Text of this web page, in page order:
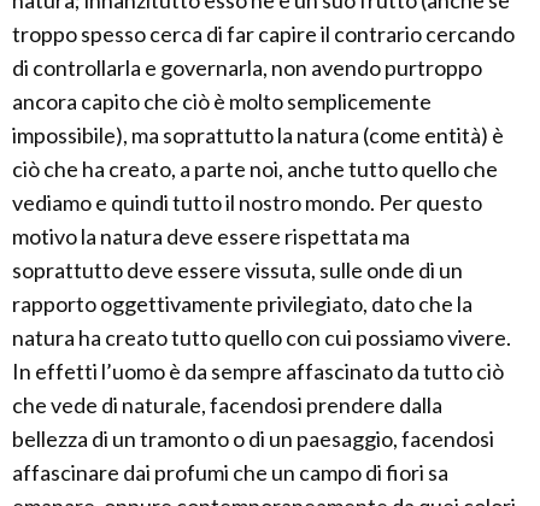
troppo spesso cerca di far capire il contrario cercando
di controllarla e governarla, non avendo purtroppo
ancora capito che ciò è molto semplicemente
impossibile), ma soprattutto la natura (come entità) è
ciò che ha creato, a parte noi, anche tutto quello che
vediamo e quindi tutto il nostro mondo. Per questo
motivo la natura deve essere rispettata ma
soprattutto deve essere vissuta, sulle onde di un
rapporto oggettivamente privilegiato, dato che la
natura ha creato tutto quello con cui possiamo vivere.
In effetti l’uomo è da sempre affascinato da tutto ciò
che vede di naturale, facendosi prendere dalla
bellezza di un tramonto o di un paesaggio, facendosi
affascinare dai profumi che un campo di fiori sa